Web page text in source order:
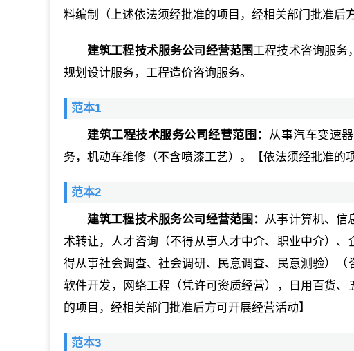
料编制（上述依法须经批准的项目，经相关部门批准
建筑工程技术服务公司经营范围工程技术咨询服务
规划设计服务，工程造价咨询服务。
范本1
建筑工程技术服务公司经营范围： 从事汽车变速
务，机动车维修（不含喷漆工艺）。【依法须经批准的
范本2
建筑工程技术服务公司经营范围： 从事计算机、信
术转让，人才咨询（不得从事人才中介、职业中介）
得从事社会调查、社会调研、民意调查、民意测验）
软件开发，网络工程（凭许可资质经营），日用百货
的项目，经相关部门批准后方可开展经营活动】
范本3